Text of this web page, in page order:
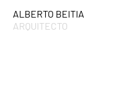
ALBERTO BEITIA
ARQUITECTO